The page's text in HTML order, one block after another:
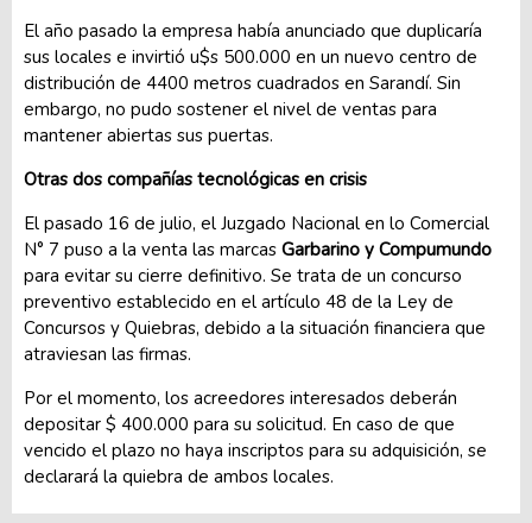
El año pasado la empresa había anunciado que duplicaría
sus locales e invirtió u$s 500.000 en un nuevo centro de
distribución de 4400 metros cuadrados en Sarandí. Sin
embargo, no pudo sostener el nivel de ventas para
mantener abiertas sus puertas.
Otras dos compañías tecnológicas en crisis
El pasado 16 de julio, el Juzgado Nacional en lo Comercial
N° 7 puso a la venta las marcas Garbarino y Compumundo
para evitar su cierre definitivo. Se trata de un concurso
preventivo establecido en el artículo 48 de la Ley de
Concursos y Quiebras, debido a la situación financiera que
atraviesan las firmas.
Por el momento, los acreedores interesados deberán
depositar $ 400.000 para su solicitud. En caso de que
vencido el plazo no haya inscriptos para su adquisición, se
declarará la quiebra de ambos locales.